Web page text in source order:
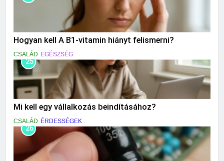
Hogyan kell A B1-vitamin hiányt felismerni?
CSALÁD EGÉSZSÉG
25
Mi kell egy vállalkozás beindításához?
CSALÁD ÉRDESSÉGEK
26